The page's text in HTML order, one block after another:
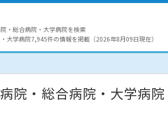
・総合病院・大学病院を検索
大学病院7,945件の情報を掲載（2026年8月09日現在）
院・総合病院・大学病院